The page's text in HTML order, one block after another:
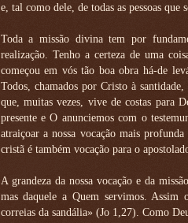
e, tal como dele, de todas as pessoas que
Toda a missão divina tem por
realização. Tenho a certeza de uma
começou em vós tão boa obra há-de
Todos, chamados por Cristo à
que, muitas vezes, vive de costas para
presente e O anunciemos com o
atraiçoar a nossa vocação mais
cristã é também vocação para o
A grandeza da nossa vocação e da
mas daquele a Quem servimos.
correias da sandália» (Jo 1,27). Como